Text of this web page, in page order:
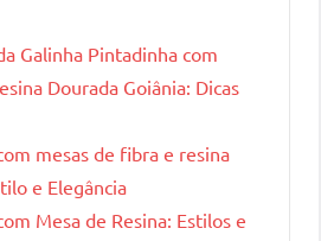
Galinha Pintadinha com
Dourada Goiânia: Dicas
mesas de fibra e resina
e Elegância
Mesa de Resina: Estilos e